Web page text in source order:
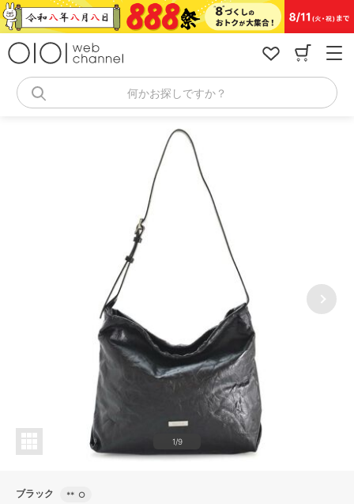
コ
ン
何かお探しですか？
1/9
ブラック ** ○